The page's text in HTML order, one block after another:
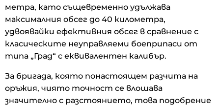
метра, като същевременно удължава
максималния обсег до 40 километра,
удвоявайки ефективния обсег в сравнение с
класическите неуправляеми боеприпаси от
типа „Град“ с еквивалентен калибър.
За бригада, която понастоящем разчита на
оръжия, чиято точност се влошава
значително с разстоянието, това подобрение